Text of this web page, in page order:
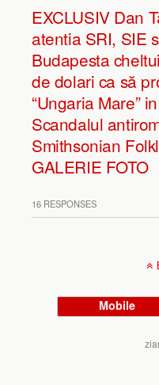
EXCLUSIV Dan
atentia SRI, SIE
Budapesta
de dolari ca să
“Ungaria Mare”
Scandalul
Smithsonian
GALERIE FOTO
16 RESPONSES
Mobile